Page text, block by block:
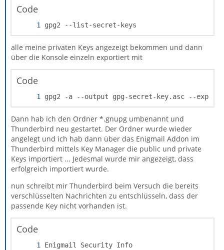
There is NO WARRANTY, to the extent
Code
gpg2 --list-secret-keys
alle meine privaten Keys angezeigt bekommen und dann
über die Konsole einzeln exportiert mit
Code
gpg2 -a --output gpg-secret-key.asc --
Dann hab ich den Ordner *.gnupg umbenannt und
Thunderbird neu gestartet. Der Ordner wurde wieder
angelegt und ich hab dann über das Enigmail Addon im
Thunderbird mittels Key Manager die public und private
Keys importiert ... Jedesmal wurde mir angezeigt, dass
erfolgreich importiert wurde.
nun schreibt mir Thunderbird beim Versuch die bereits
verschlüsselten Nachrichten zu entschlüsseln, dass der
passende Key nicht vorhanden ist.
Code